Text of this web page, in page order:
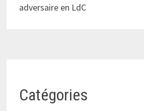
adversaire en LdC
Catégories